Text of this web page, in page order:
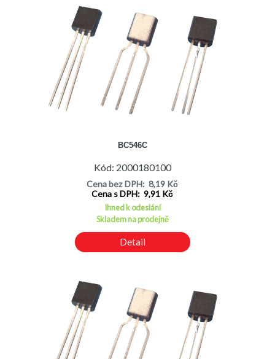
BC546C
Kód: 2000180100
Cena bez DPH: 8,19 Kč
Cena s DPH: 9,91 Kč
Ihned k odeslání
Skladem na prodejně
Detail